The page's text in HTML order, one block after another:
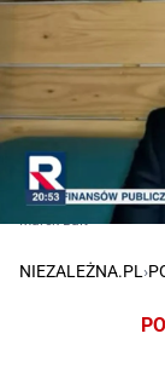
Marek Balt
NIEZALEŻNA.PL ›